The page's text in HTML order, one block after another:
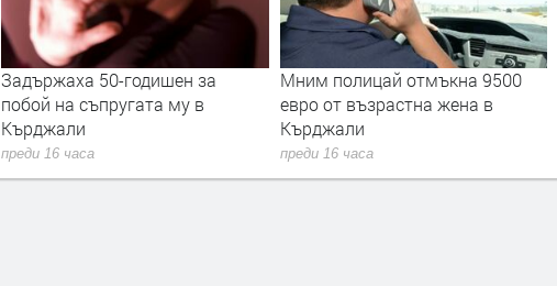
Задържаха 50-годишен за
побой на съпругата му в
Кърджали
преди 16 часа
Мним полицай отмъкна 9500
евро от възрастна жена в
Кърджали
преди 16 часа